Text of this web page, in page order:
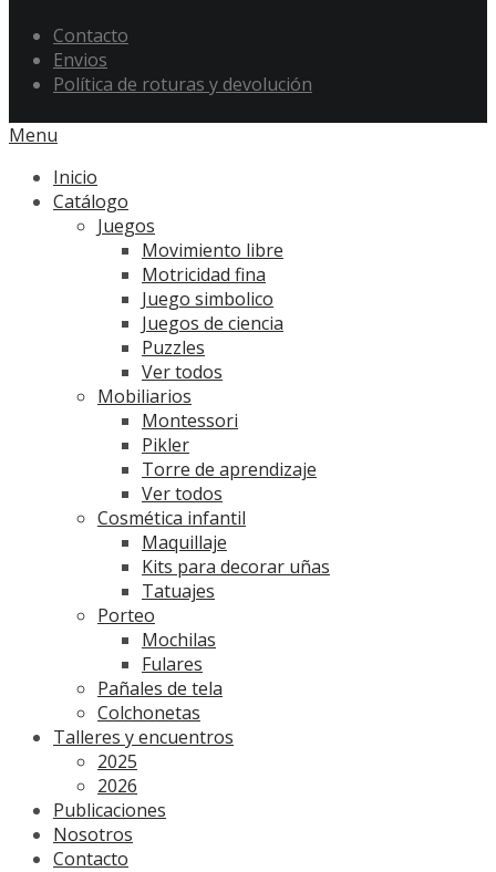
Contacto
Envios
Política de roturas y devolución
Menu
Inicio
Catálogo
Juegos
Movimiento libre
Motricidad fina
Juego simbolico
Juegos de ciencia
Puzzles
Ver todos
Mobiliarios
Montessori
Pikler
Torre de aprendizaje
Ver todos
Cosmética infantil
Maquillaje
Kits para decorar uñas
Tatuajes
Porteo
Mochilas
Fulares
Pañales de tela
Colchonetas
Talleres y encuentros
2025
2026
Publicaciones
Nosotros
Contacto